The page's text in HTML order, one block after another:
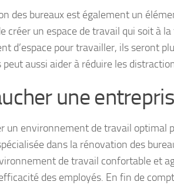
des bureaux est également un
créer un espace de travail qui soit à
d’espace pour travailler, ils seront
peut aussi aider à réduire les
une
un environnement de travail optimal
dans la rénovation des
de travail confortable et
des employés. En fin de